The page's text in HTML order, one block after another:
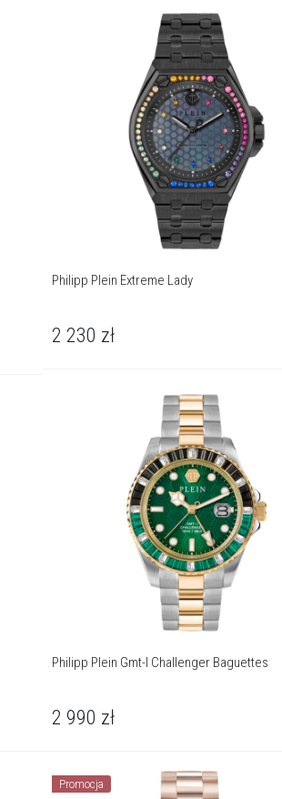
Philipp Plein Extreme Lady
2 230 zł
Philipp Plein Gmt-I Challenger Baguettes
2 990 zł
Promocja